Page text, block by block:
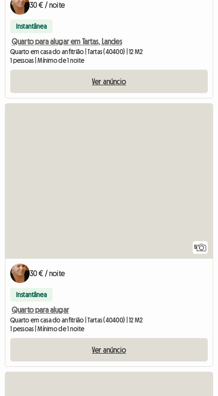
30 € / noite
Instantânea
Quarto para alugar em Tartas, Landes
Quarto em casa do anfitrião | Tartas (40400) | 12 M2
1 pessoas | Mínimo de 1 noite
Ver anúncio
5
30 € / noite
Instantânea
Quarto para alugar
Quarto em casa do anfitrião | Tartas (40400) | 12 M2
1 pessoas | Mínimo de 1 noite
Ver anúncio